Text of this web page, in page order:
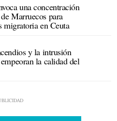
una concentración
Marruecos para
migratoria en Ceuta
y la intrusión
la calidad del